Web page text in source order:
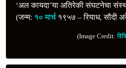
‘अल कायदा’या अतिरेकी संघटनेचा
(जन्म: १० मार्च १९५७ – रियाध, सौदी
(Image Credit: